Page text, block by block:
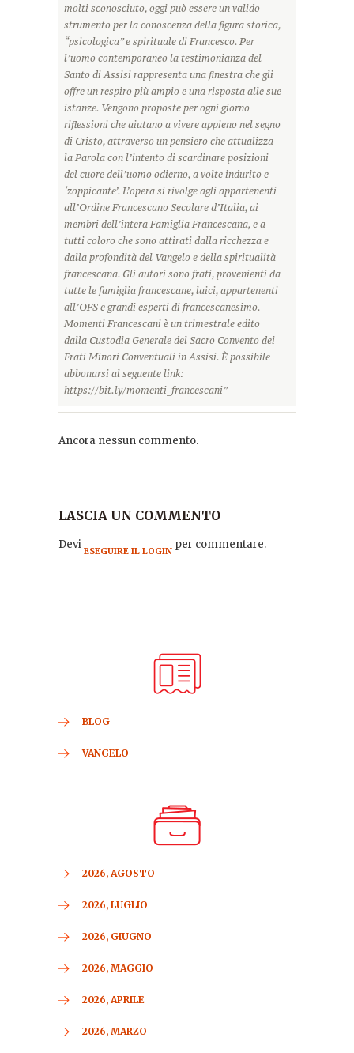
molti sconosciuto, oggi può essere un valido
strumento per la conoscenza della figura storica,
“psicologica” e spirituale di Francesco. Per
l’uomo contemporaneo la testimonianza del
Santo di Assisi rappresenta una finestra che gli
offre un respiro più ampio e una risposta alle sue
istanze. Vengono proposte per ogni giorno
riflessioni che aiutano a vivere appieno nel segno
di Cristo, attraverso un pensiero che attualizza
la Parola con l’intento di scardinare posizioni
del cuore dell’uomo odierno, a volte indurito e
‘zoppicante’. L’opera si rivolge agli appartenenti
all’Ordine Francescano Secolare d’Italia, ai
membri dell’intera Famiglia Francescana, e a
tutti coloro che sono attirati dalla ricchezza e
dalla profondità del Vangelo e della spiritualità
francescana. Gli autori sono frati, provenienti da
tutte le famiglia francescane, laici, appartenenti
all’OFS e grandi esperti di francescanesimo.
Momenti Francescani è un trimestrale edito
dalla Custodia Generale del Sacro Convento dei
Frati Minori Conventuali in Assisi. È possibile
abbonarsi al seguente link:
https://bit.ly/momenti_francescani”
Ancora nessun commento.
LASCIA UN COMMENTO
Devi ESEGUIRE IL LOGIN per commentare.
BLOG
VANGELO
2026, AGOSTO
2026, LUGLIO
2026, GIUGNO
2026, MAGGIO
2026, APRILE
2026, MARZO